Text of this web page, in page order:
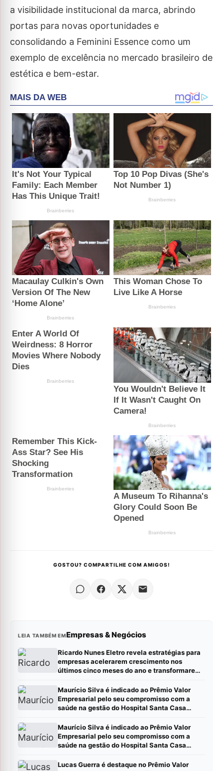
a visibilidade institucional da marca, abrindo
portas para novas oportunidades e
consolidando a Feminini Essence como um
exemplo de excelência no mercado brasileiro de
estética e bem-estar.
GOSTOU? COMPARTILHE COM AMIGOS!
LEIA TAMBÉM EMEmpresas & Negócios
Ricardo Nunes Eletro revela estratégias para
empresas acelerarem crescimento nos
últimos cinco meses do ano e transformarem
Maurício Silva é indicado ao Prêmio Valor
Empresarial pelo seu compromisso com a
saúde na gestão do Hospital Santa Casa
Maurício Silva é indicado ao Prêmio Valor
Empresarial pelo seu compromisso com a
saúde na gestão do Hospital Santa Casa
Lucas Guerra é destaque no Prêmio Valor